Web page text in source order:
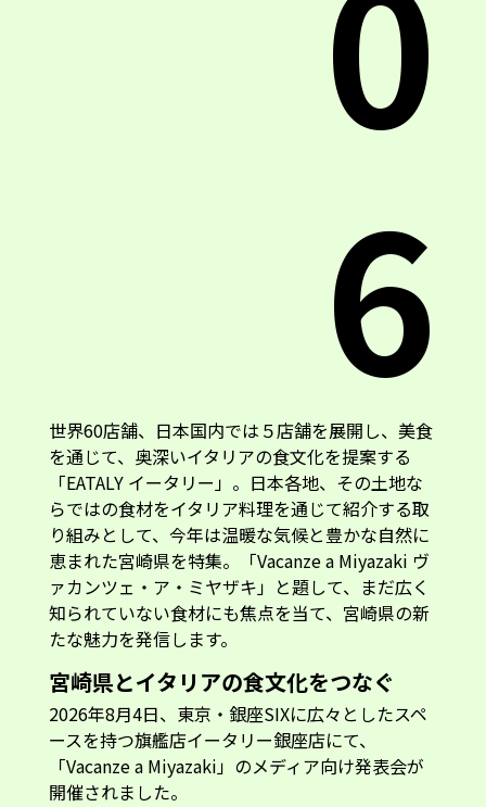
6
世界60店舗、日本国内では５店舗を展開し、美食
を通じて、奥深いイタリアの食文化を提案する
「EATALY イータリー」。日本各地、その土地な
らではの食材をイタリア料理を通じて紹介する取
り組みとして、今年は温暖な気候と豊かな自然に
恵まれた宮崎県を特集。「Vacanze a Miyazaki ヴ
ァカンツェ・ア・ミヤザキ」と題して、まだ広く
知られていない食材にも焦点を当て、宮崎県の新
たな魅力を発信します。
宮崎県とイタリアの食文化をつなぐ
2026年8月4日、東京・銀座SIXに広々としたスペ
ースを持つ旗艦店イータリー銀座店にて、
「Vacanze a Miyazaki」のメディア向け発表会が
開催されました。